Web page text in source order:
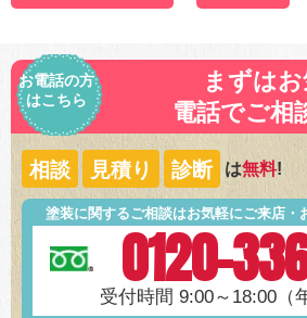
お電話の方
はこちら
まずは
電話でご相
相談 見積り 診断 は無料!
塗装に関するご相談はお気軽にご来店・
0120-
受付時間 9:00～18:00（